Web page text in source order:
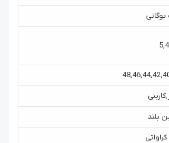
4
,
5
,
42
,
44
,
46
,
48
,کاربنی
بلند